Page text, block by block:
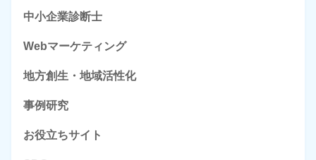
中小企業診断士
Webマーケティング
地方創生・地域活性化
事例研究
お役立ちサイト